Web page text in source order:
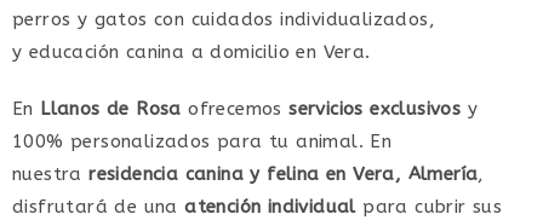
perros y gatos con cuidados individualizados,
y educación canina a domicilio en Vera.
En Llanos de Rosa ofrecemos servicios exclusivos y
100% personalizados para tu animal. En
nuestraresidencia canina y felina en Vera, Almería,
disfrutará de unaatención individualpara cubrir sus